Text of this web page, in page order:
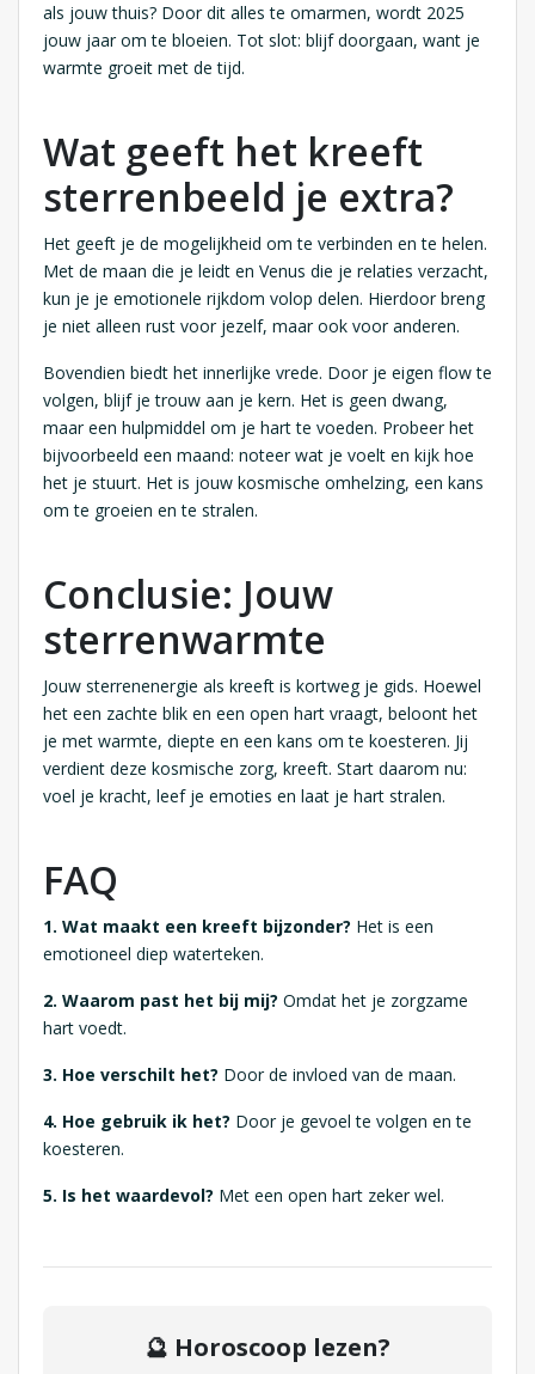
als jouw thuis? Door dit alles te omarmen, wordt 2025
jouw jaar om te bloeien. Tot slot: blijf doorgaan, want je
warmte groeit met de tijd.
Wat geeft het kreeft
sterrenbeeld je extra?
Het geeft je de mogelijkheid om te verbinden en te helen.
Met de maan die je leidt en Venus die je relaties verzacht,
kun je je emotionele rijkdom volop delen. Hierdoor breng
je niet alleen rust voor jezelf, maar ook voor anderen.
Bovendien biedt het innerlijke vrede. Door je eigen flow te
volgen, blijf je trouw aan je kern. Het is geen dwang,
maar een hulpmiddel om je hart te voeden. Probeer het
bijvoorbeeld een maand: noteer wat je voelt en kijk hoe
het je stuurt. Het is jouw kosmische omhelzing, een kans
om te groeien en te stralen.
Conclusie: Jouw
sterrenwarmte
Jouw sterrenenergie als kreeft is kortweg je gids. Hoewel
het een zachte blik en een open hart vraagt, beloont het
je met warmte, diepte en een kans om te koesteren. Jij
verdient deze kosmische zorg, kreeft. Start daarom nu:
voel je kracht, leef je emoties en laat je hart stralen.
FAQ
1. Wat maakt een kreeft bijzonder? Het is een
emotioneel diep waterteken.
2. Waarom past het bij mij? Omdat het je zorgzame
hart voedt.
3. Hoe verschilt het? Door de invloed van de maan.
4. Hoe gebruik ik het? Door je gevoel te volgen en te
koesteren.
5. Is het waardevol? Met een open hart zeker wel.
🔮 Horoscoop lezen?